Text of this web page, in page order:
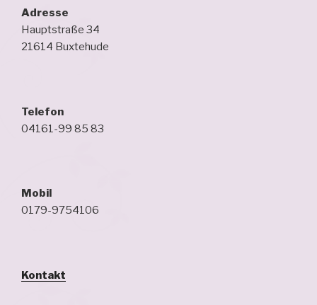
Adresse
Hauptstraße 34
21614 Buxtehude
Telefon
04161-99 85 83
Mobil
0179-9754106
Kontakt